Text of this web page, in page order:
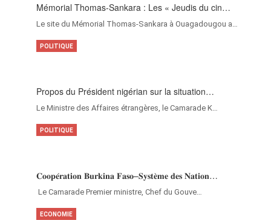
Mémorial Thomas-Sankara : Les « Jeudis du cin…
Le site du Mémorial Thomas-Sankara à Ouagadougou a…
Propos du Président nigérian sur la situation…
Le Ministre des Affaires étrangères, le Camarade K…
POLITIQUE
𝐂𝐨𝐨𝐩𝐞́𝐫𝐚𝐭𝐢𝐨𝐧 𝐁𝐮𝐫𝐤𝐢𝐧𝐚 𝐅𝐚𝐬𝐨–𝐒𝐲𝐬𝐭𝐞̀𝐦𝐞 𝐝𝐞𝐬 𝐍𝐚𝐭𝐢𝐨𝐧…
‎Le Camarade Premier ministre, Chef du Gouve…
POLITIQUE
ECONOMIE